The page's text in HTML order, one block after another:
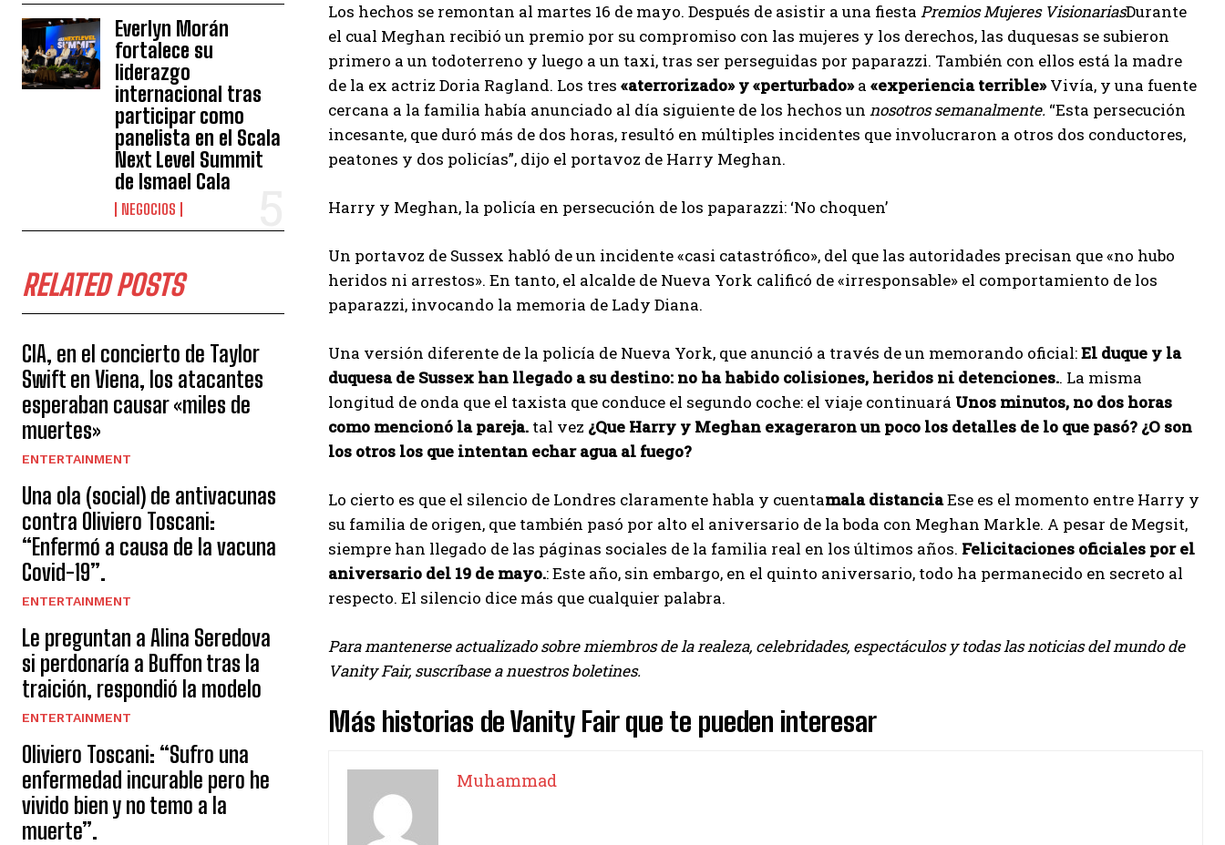
I WANT IN
I've read and accept thePrivacy Policy.
Muhammad
Everlyn Morán
fortalece su
liderazgo
internacional tras
participar como
panelista en el Scala
Next Level Summit
de Ismael Cala
NEGOCIOS
RELATED POSTS
CIA, en el concierto de Taylor
Swift en Viena, los atacantes
esperaban causar «miles de
muertes»
ENTERTAINMENT
Una ola (social) de antivacunas
contra Oliviero Toscani:
“Enfermó a causa de la vacuna
Covid-19”.
ENTERTAINMENT
Le preguntan a Alina Seredova
si perdonaría a Buffon tras la
traición, respondió la modelo
ENTERTAINMENT
Oliviero Toscani: “Sufro una
enfermedad incurable pero he
vivido bien y no temo a la
muerte”.
Los hechos se remontan al martes 16 de mayo. Después de asistir a una fiesta Premios Mujeres VisionariasDurante
el cual Meghan recibió un premio por su compromiso con las mujeres y los derechos, las duquesas se subieron
primero a un todoterreno y luego a un taxi, tras ser perseguidas por paparazzi. También con ellos está la madre
de la ex actriz Doria Ragland. Los tres «aterrorizado» y «perturbado»a «experiencia terrible»Vivía, y una fuente
cercana a la familia había anunciado al día siguiente de los hechos un nosotros semanalmente. “Esta persecución
incesante, que duró más de dos horas, resultó en múltiples incidentes que involucraron a otros dos conductores,
peatones y dos policías”, dijo el portavoz de Harry Meghan.
Harry y Meghan, la policía en persecución de los paparazzi: ‘No choquen’
Un portavoz de Sussex habló de un incidente «casi catastrófico», del que las autoridades precisan que «no hubo
heridos ni arrestos». En tanto, el alcalde de Nueva York calificó de «irresponsable» el comportamiento de los
paparazzi, invocando la memoria de Lady Diana.
Una versión diferente de la policía de Nueva York, que anunció a través de un memorando oficial:El duque y la
duquesa de Sussex han llegado a su destino: no ha habido colisiones, heridos ni detenciones.. La misma
longitud de onda que el taxista que conduce el segundo coche: el viaje continuará Unos minutos, no dos horas
como mencionó la pareja. tal vez ¿Que Harry y Meghan exageraron un poco los detalles de lo que pasó? ¿O son
los otros los que intentan echar agua al fuego?
Lo cierto es que el silencio de Londres claramente habla y cuentamala distanciaEse es el momento entre Harry y
su familia de origen, que también pasó por alto el aniversario de la boda con Meghan Markle. A pesar de Megsit,
siempre han llegado de las páginas sociales de la familia real en los últimos años. Felicitaciones oficiales por el
aniversario del 19 de mayo.: Este año, sin embargo, en el quinto aniversario, todo ha permanecido en secreto al
respecto. El silencio dice más que cualquier palabra.
Para mantenerse actualizado sobre miembros de la realeza, celebridades, espectáculos y todas las noticias del mundo de
Vanity Fair, suscríbase a nuestros boletines.
Más historias de Vanity Fair que te pueden interesar
Muhammad